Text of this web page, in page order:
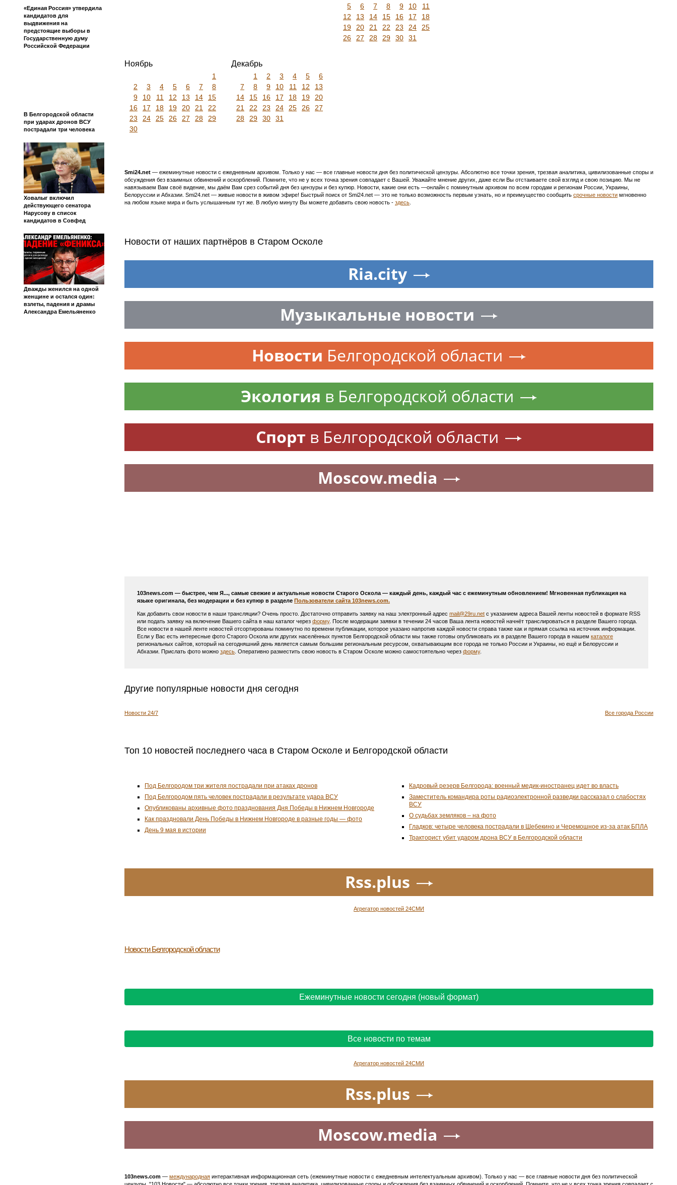
«Единая Россия» утвердила
кандидатов для
выдвижения на
предстоящие выборы в
Государственную думу
Российской Федерации
В Белгородской области
при ударах дронов ВСУ
пострадали три человека
Ховалыг включил
действующего сенатора
Нарусову в список
кандидатов в Совфед
Дважды женился на одной
женщине и остался один:
взлеты, падения и драмы
Александра Емельяненко
5
6 7 8 9 10
11
12
13 14 15 16 17
18
19
20 21 22 23 24
25
26
27 28 29 30 31
Ноябрь
1
2
3 4 5 6 7
8
9
10 11 12 13 14
15
16
17 18 19 20 21
22
23
24 25 26 27 28
29
30
Декабрь
1 2 3 4 5
6
7
8 9 10 11 12
13
14
15 16 17 18 19
20
21
22 23 24 25 26
27
28
29 30 31
Smi24.net — ежеминутные новости с ежедневным архивом. Только у нас — все главные новости дня без политической цензуры. Абсолютно все точки зрения, трезвая аналитика, цивилизованные споры и
обсуждения без взаимных обвинений и оскорблений. Помните, что не у всех точка зрения совпадает с Вашей. Уважайте мнение других, даже если Вы отстаиваете свой взгляд и свою позицию. Мы не
навязываем Вам своё видение, мы даём Вам срез событий дня без цензуры и без купюр. Новости, какие они есть —онлайн с поминутным архивом по всем городам и регионам России, Украины,
Белоруссии и Абхазии. Smi24.net — живые новости в живом эфире! Быстрый поиск от Smi24.net — это не только возможность первым узнать, но и преимущество сообщить срочные новости мгновенно
на любом языке мира и быть услышанным тут же. В любую минуту Вы можете добавить свою новость - здесь
Новости от наших партнёров в Старом Осколе
Ria.city
Музыкальные новости
Новости Белгородской области
Экология в Белгородской области
Спорт в Белгородской области
Moscow.media
103news.com — быстрее, чем Я..., самые свежие и актуальные новости Старого Оскола — каждый день, каждый час с ежеминутным обновлением! Мгновенная публикация на
языке оригинала, без модерации и без купюр в разделе Пользователи сайта 103news.com.
Как добавить свои новости в наши трансляции? Очень просто. Достаточно отправить заявку на наш электронный адрес mail@29ru.net с указанием адреса Вашей ленты новостей в формате RSS
или подать заявку на включение Вашего сайта в наш каталог через форму. После модерации заявки в течении 24 часов Ваша лента новостей начнёт транслироваться в разделе Вашего города.
Все новости в нашей ленте новостей отсортированы поминутно по времени публикации, которое указано напротив каждой новости справа также как и прямая ссылка на источник информации.
Если у Вас есть интересные фото Старого Оскола или других населённых пунктов Белгородской области мы также готовы опубликовать их в разделе Вашего города в нашем каталоге
региональных сайтов, который на сегодняшний день является самым большим региональным ресурсом, охватывающим все города не только России и Украины, но ещё и Белоруссии и
Абхазии. Прислать фото можно здесь . Оперативно разместить свою новость в Старом Осколе можно самостоятельно через форму.
Другие популярные новости дня сегодня
Новости 24/7 Все города России
Топ 10 новостей последнего часа в Старом Осколе и Белгородской области
Под Белгородом три жителя пострадали при атаках дронов
Под Белгородом пять человек пострадали в результате удара ВСУ
Опубликованы архивные фото празднования Дня Победы в Нижнем Новгороде
Как праздновали День Победы в Нижнем Новгороде в разные годы — фото
День 9 мая в истории
Кадровый резерв Белгорода: военный медик-иностранец идет во власть
Заместитель командира роты радиоэлектронной разведки рассказал о слабостях
ВСУ
О судьбах земляков – на фото
Гладков: четыре человека пострадали в Шебекино и Черемошное из-за атак БПЛА
Тракторист убит ударом дрона ВСУ в Белгородской области
Rss.plus
Агрегатор новостей 24СМИ
Новости Белгородской области
Ежеминутные новости сегодня (новый формат)
Все новости по темам
Агрегатор новостей 24СМИ
Rss.plus
Moscow.media
103news.com — международная интерактивная информационная сеть (ежеминутные новости с ежедневным интелектуальным архивом). Только у нас — все главные новости дня без политической